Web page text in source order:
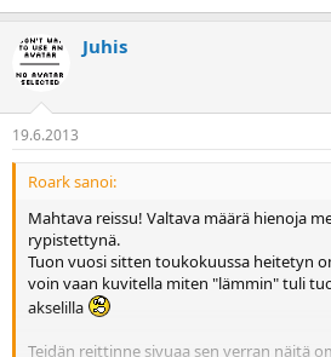
Juhis
19.6.2013
Roark sanoi:
Mahtava reissu! Valtava määrä hienoja
rypistettynä.
Tuon vuosi sitten toukokuussa heitetyn
voin vaan kuvitella miten "lämmin" tuli
akselilla
Teidän reittinne sivuaa sen verran näitä